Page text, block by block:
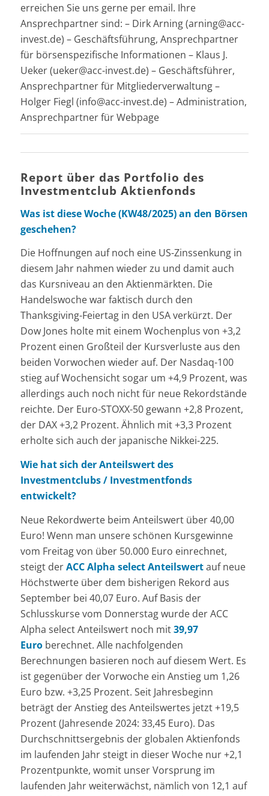
erreichen Sie uns gerne per email. Ihre
Ansprechpartner sind: – Dirk Arning (arning@acc-
invest.de) – Geschäftsführung, Ansprechpartner
für börsenspezifische Informationen – Klaus J.
Ueker (ueker@acc-invest.de) – Geschäftsführer,
Ansprechpartner für Mitgliederverwaltung –
Holger Fiegl (info@acc-invest.de) – Administration,
Ansprechpartner für Webpage
Report über das Portfolio des
Investmentclub Aktienfonds
Was ist diese Woche (KW48/2025) an den Börsen
geschehen?
Die Hoffnungen auf noch eine US-Zinssenkung in
diesem Jahr nahmen wieder zu und damit auch
das Kursniveau an den Aktienmärkten. Die
Handelswoche war faktisch durch den
Thanksgiving-Feiertag in den USA verkürzt. Der
Dow Jones holte mit einem Wochenplus von +3,2
Prozent einen Großteil der Kursverluste aus den
beiden Vorwochen wieder auf. Der Nasdaq-100
stieg auf Wochensicht sogar um +4,9 Prozent, was
allerdings auch noch nicht für neue Rekordstände
reichte. Der Euro-STOXX-50 gewann +2,8 Prozent,
der DAX +3,2 Prozent. Ähnlich mit +3,3 Prozent
erholte sich auch der japanische Nikkei-225.
Wie hat sich der Anteilswert des
Investmentclubs / Investmentfonds
entwickelt?
Neue Rekordwerte beim Anteilswert über 40,00
Euro! Wenn man unsere schönen Kursgewinne
vom Freitag von über 50.000 Euro einrechnet,
steigt derACC Alpha select Anteilswertauf neue
Höchstwerte über dem bisherigen Rekord aus
September bei 40,07 Euro. Auf Basis der
Schlusskurse vom Donnerstag wurde der ACC
Alpha select Anteilswert noch mit39,97
Euroberechnet. Alle nachfolgenden
Berechnungen basieren noch auf diesem Wert. Es
ist gegenüber der Vorwoche ein Anstieg um 1,26
Euro bzw. +3,25 Prozent. Seit Jahresbeginn
beträgt der Anstieg des Anteilswertes jetzt +19,5
Prozent (Jahresende 2024: 33,45 Euro). Das
Durchschnittsergebnis der globalen Aktienfonds
im laufenden Jahr steigt in dieser Woche nur +2,1
Prozentpunkte, womit unser Vorsprung im
laufenden Jahr weiterwächst, nämlich von 12,1 auf